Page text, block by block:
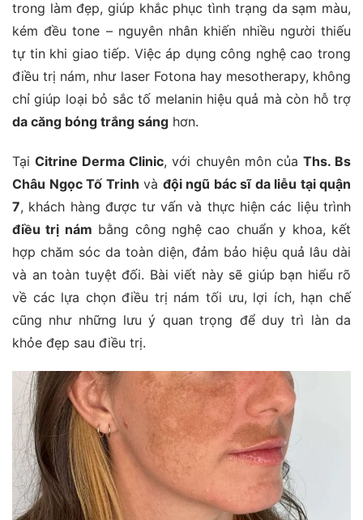
trong làm đẹp, giúp khắc phục tình trạng da sạm màu,
kém đều tone – nguyên nhân khiến nhiều người thiếu
tự tin khi giao tiếp. Việc áp dụng công nghệ cao trong
điều trị nám, như laser Fotona hay mesotherapy, không
chỉ giúp loại bỏ sắc tố melanin hiệu quả mà còn hỗ trợ
da căng bóng trắng sáng hơn.
TạiCitrine Derma Clinic, với chuyên môn của Ths. Bs
Châu Ngọc Tố Trinh và đội ngũ bác sĩ da liễu tại quận
7, khách hàng được tư vấn và thực hiện các liệu trình
điều trị nám bằng công nghệ cao chuẩn y khoa, kết
hợp chăm sóc da toàn diện, đảm bảo hiệu quả lâu dài
và an toàn tuyệt đối. Bài viết này sẽ giúp bạn hiểu rõ
về các lựa chọn điều trị nám tối ưu, lợi ích, hạn chế
cũng như những lưu ý quan trọng để duy trì làn da
khỏe đẹp sau điều trị.